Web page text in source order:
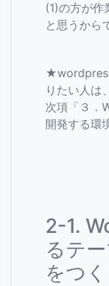
(1)の方が作
と思うから
りたい人は、
次項「３．
開発する環
2-1.
るテ
をつ